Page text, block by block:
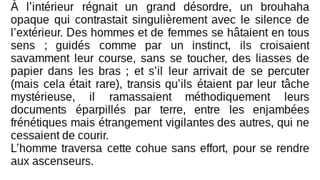
À l’intérieur régnait un grand désordre, un brouhaha
opaque qui contrastait singulièrement avec le silence de
l’extérieur. Des hommes et de femmes se hâtaient en tous
sens ; guidés comme par un instinct, ils croisaient
savamment leur course, sans se toucher, des liasses de
papier dans les bras ; et s’il leur arrivait de se percuter
(mais cela était rare), transis qu’ils étaient par leur tâche
mystérieuse, il ramassaient méthodiquement leurs
documents éparpillés par terre, entre les enjambées
frénétiques mais étrangement vigilantes des autres, qui ne
cessaient de courir.
L’homme traversa cette cohue sans effort, pour se rendre
aux ascenseurs.